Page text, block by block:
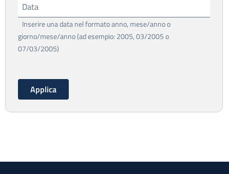
Data
Inserire una data nel formato anno, mese/anno o
giorno/mese/anno (ad esempio: 2005, 03/2005 o
07/03/2005)